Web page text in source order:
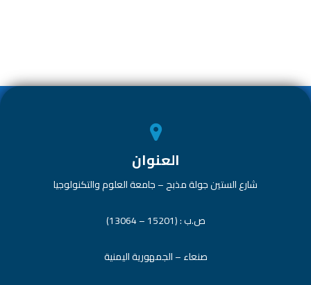
p
العنوان
شارع الستين جولة مذبح – جامعة العلوم والتكنولوجيا
ص.ب : (15201 – 13064)
صنعاء – الجمهورية اليمنية